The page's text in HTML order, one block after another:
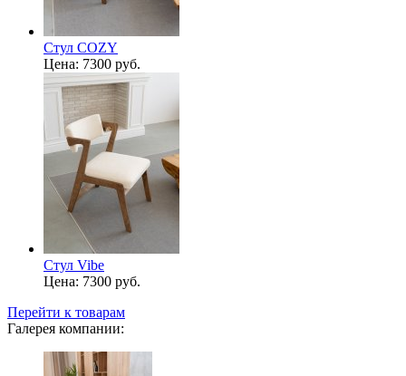
Стул СOZY
Цена: 7300 руб.
Стул Vibe
Цена: 7300 руб.
Перейти к товарам
Галерея компании: